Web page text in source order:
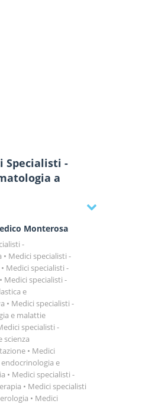
Specialisti -
a
Monterosa
-
Medici specialisti -
Medici specialisti -
Medici specialisti -
e
Medici specialisti -
e malattie
specialisti -
scienza
Medici
e
Medici specialisti -
Medici specialisti
Medici